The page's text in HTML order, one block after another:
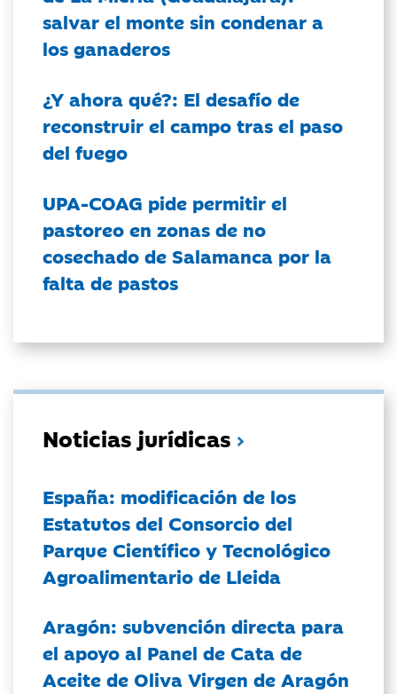
salvar el monte sin condenar a
los ganaderos
¿Y ahora qué?: El desafío de
reconstruir el campo tras el paso
del fuego
UPA-COAG pide permitir el
pastoreo en zonas de no
cosechado de Salamanca por la
falta de pastos
Noticias jurídicas
España: modificación de los
Estatutos del Consorcio del
Parque Científico y Tecnológico
Agroalimentario de Lleida
Aragón: subvención directa para
el apoyo al Panel de Cata de
Aceite de Oliva Virgen de Aragón